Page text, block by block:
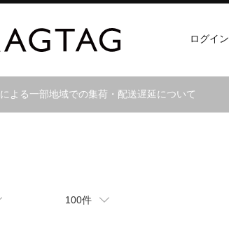
ログイン
よる一部地域での集荷・配送遅延について
100件